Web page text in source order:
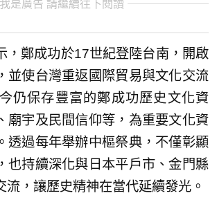
我是廣告 請繼續往下閱讀
，鄭成功於17世紀登陸台南，開啟
並使台灣重返國際貿易與文化交流
仍保存豐富的鄭成功歷史文化資
廟宇及民間信仰等，為重要文化資
透過每年舉辦中樞祭典，不僅彰顯
也持續深化與日本平戶市、金門縣
流，讓歷史精神在當代延續發光。